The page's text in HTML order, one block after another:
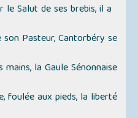
Salut de ses brebis, il a
Pasteur, Cantorbéry se
la Gaule Sénonnaise
foulée aux pieds, la liberté